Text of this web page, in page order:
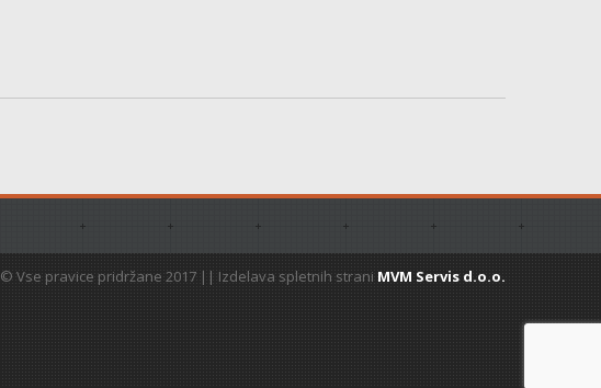
© Vse pravice pridržane 2017 || Izdelava spletnih strani MVM Servis d.o.o.